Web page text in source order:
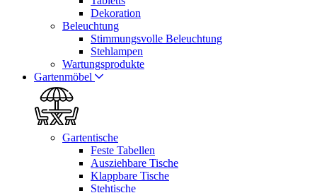
Dekoration
Beleuchtung
Stimmungsvolle Beleuchtung
Stehlampen
Wartungsprodukte
Gartenmöbel
Gartentische
Feste Tabellen
Ausziehbare Tische
Klappbare Tische
Stehtische